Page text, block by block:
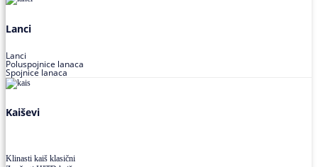
Lanci
Lanci
Poluspojnice lanaca
Spojnice lanaca
Kaiševi
Klinasti kaiš klasični